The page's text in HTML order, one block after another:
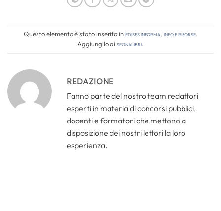
Questo elemento è stato inserito inEdises informa, Info e risorse.
Aggiungilo ai segnalibri.
REDAZIONE
Fanno parte del nostro team redattori
esperti in materia di concorsi pubblici,
docenti e formatori che mettono a
disposizione dei nostri lettori la loro
esperienza.